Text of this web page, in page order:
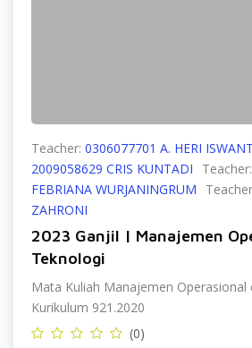
Teacher: 0306077701 A. HERI
2009058629 CRIS KUNTADI
Teacher:
FEBRIANA WURJANINGRUM
ZAHRONI
2023 Ganjil | Manajemen
Teknologi
Mata Kuliah Manajemen Operasional
Kurikulum 921.2020
(0)